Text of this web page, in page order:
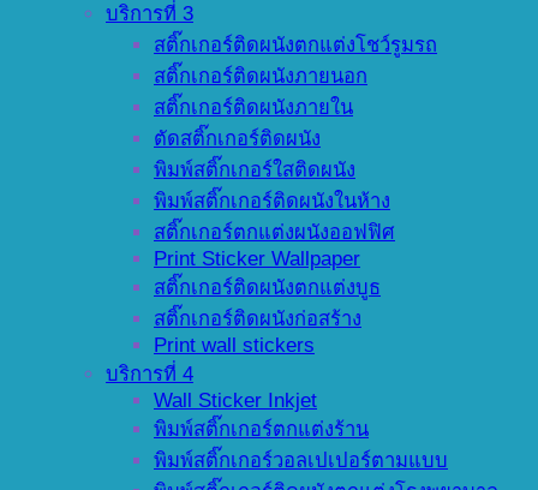
บริการที่ 3
สติ๊กเกอร์ติดผนังตกแต่งโชว์รูมรถ
สติ๊กเกอร์ติดผนังภายนอก
สติ๊กเกอร์ติดผนังภายใน
ตัดสติ๊กเกอร์ติดผนัง
พิมพ์สติ๊กเกอร์ใสติดผนัง
พิมพ์สติ๊กเกอร์ติดผนังในห้าง
สติ๊กเกอร์ตกแต่งผนังออฟฟิศ
Print Sticker Wallpaper
สติ๊กเกอร์ติดผนังตกแต่งบูธ
สติ๊กเกอร์ติดผนังก่อสร้าง
Print wall stickers
บริการที่ 4
Wall Sticker Inkjet
พิมพ์สติ๊กเกอร์ตกแต่งร้าน
พิมพ์สติ๊กเกอร์วอลเปเปอร์ตามแบบ